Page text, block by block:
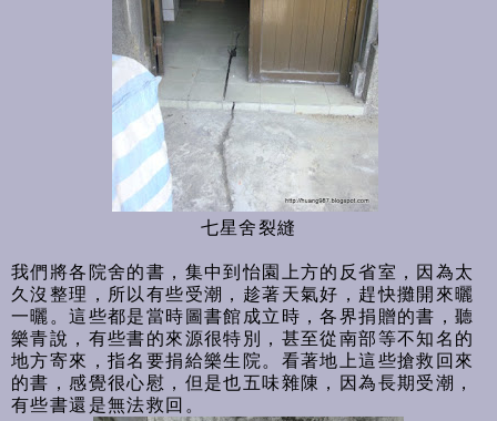
七星舍裂縫
我們將各院舍的書，集中到怡園上方的反省室，因為太
久沒整理，所以有些受潮，趁著天氣好，趕快攤開來曬
一曬。這些都是當時圖書館成立時，各界捐贈的書，聽
樂青說，有些書的來源很特別，甚至從南部等不知名的
地方寄來，指名要捐給樂生院。看著地上這些搶救回來
的書，感覺很心慰，但是也五味雜陳，因為長期受潮，
有些書還是無法救回。